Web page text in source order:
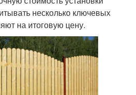
несколько ключевых
на итоговую цену.